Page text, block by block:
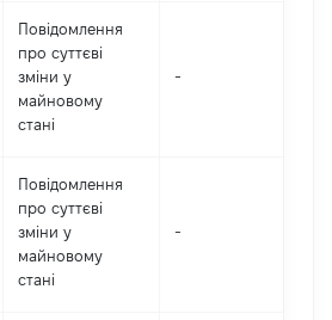
Повідомлення
про суттєві
зміни y
майновому
стані
-
Повідомлення
про суттєві
зміни y
майновому
стані
-